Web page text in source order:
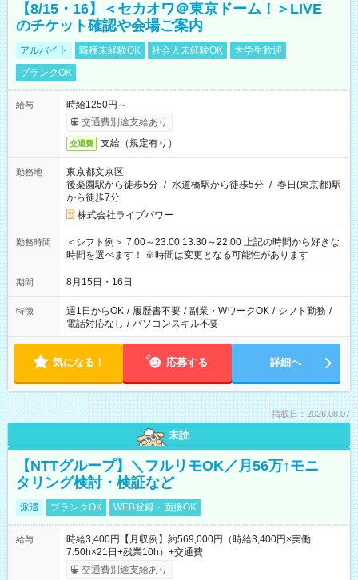
【8/15・16】＜セカオワ＠東京ドーム！＞LIVE
のチケット確認や会場ご案内
アルバイト 職種未経験OK 社会人未経験OK
大学生歓迎
ブランクOK
給与
時給1250円～
交通費別途支給あり
交通費 支給（規定有り）
勤務地
東京都文京区
後楽園駅から徒歩5分 / 水道橋駅から徒歩5分 / 春日(東京都)駅
から徒歩7分
株式会社ライブパワー
勤務時間
＜シフト例＞ 7:00～23:00 13:30～22:00 上記の時間から好きな
時間を選べます！ ※時間は変更となる可能性があります
期間 8月15日・16日
特徴 週1日からOK / 履歴書不要 / 副業・WワークOK / シフト勤務 /
電話対応なし / パソコンスキル不要
気になる！ 応募する 詳細へ
掲載日：2026.08.07
未読
【NTTグループ】＼フルリモOK／月56万↑モニ
タリング検討・検証など
派遣 ブランクOK WEB登録・面接OK
給与
時給3,400円【月収例】約569,000円（時給3,400円×実働
7.50h×21日+残業10h）+交通費
交通費別途支給あり